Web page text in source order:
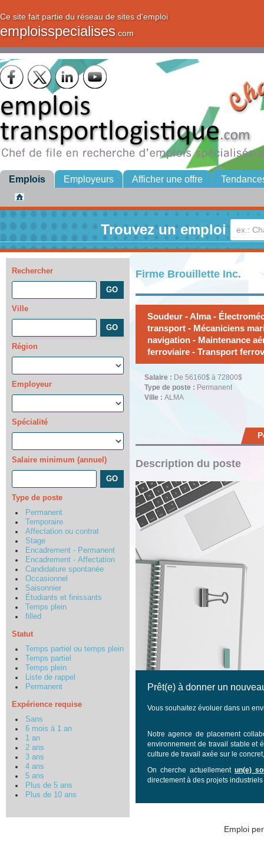
Ce site fait partie du réseau de sites d'emploi
emploisspecialises.com
Emplois Employeurs Afficher une offre
Trouvez un emploi
Rechercher
Ville
Région
Employeur
Spécialité
Salaire minimum (annuel)
Type de poste
Permanent
Temporaire
Affectation ou contrat
Stage
Encadrement - Permanent
Encadrement - Affectation
Candidature spontanée
Occasionnel
Saisonnier
Étudiants et finissants
Temps plein
filled
Statut
Temps partiel ou temps plein
Temps partiel
Temps plein
Liste de rappel
Permanent
Expérience requise
Sans
6 mois à 1 an
1 an
2 ans
3 ans
4 ans
5 ans
Plus de 5 ans
Plus de 10 ans
Firme Brouillette Inc.
Soudeur - Alma -
transport - Mécaniciens
navigation - Maintenance
ferroviaire - Transport
Salaire : De 56160$ à 72800$
Type de poste : Permanent
Ville : ALMA
Description du poste
Prêt(e) à donner un
Vous souhaitez évoluer dans un
Notre agence de placement
environnement de travail stable et
culture de travail axée sur le
On cherche actuellement un(e)
directement à des projets
Emploi